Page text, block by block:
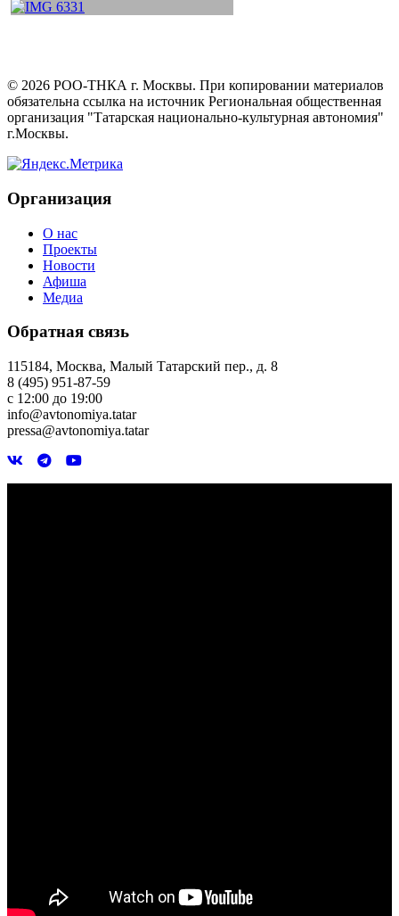
© 2026 РОО-ТНКА г. Москвы. При копировании материалов
обязательна ссылка на источник Региональная общественная
организация "Татарская национально-культурная автономия"
г.Москвы.
Организация
О нас
Проекты
Новости
Афиша
Медиа
Обратная связь
115184, Москва, Малый Татарский пер., д. 8
8 (495) 951-87-59
с 12:00 до 19:00
info@avtonomiya.tatar
pressa@avtonomiya.tatar